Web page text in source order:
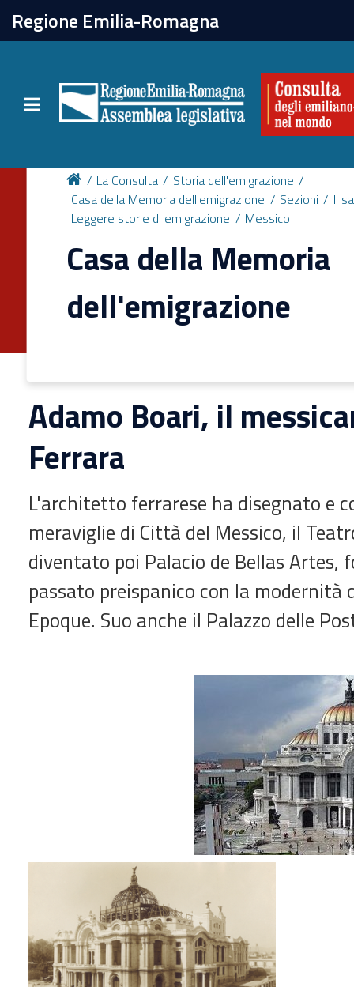
Regione Emilia-Romagna
Toggle navigation
chiudi
Attività
Per chi vive all'estero
Newsletter
La Consulta
Storia dell'emigrazione
Casa della Memoria dell'emigrazione
Sezioni
Il
Leggere storie di emigrazione
Messico
Casa della Memoria
dell'emigrazione
Adamo Boari, il
Ferrara
L'architetto ferrarese ha disegnato e
meraviglie di Città del Messico, il
diventato poi Palacio de Bellas Artes,
passato preispanico con la modernità
Epoque. Suo anche il Palazzo delle